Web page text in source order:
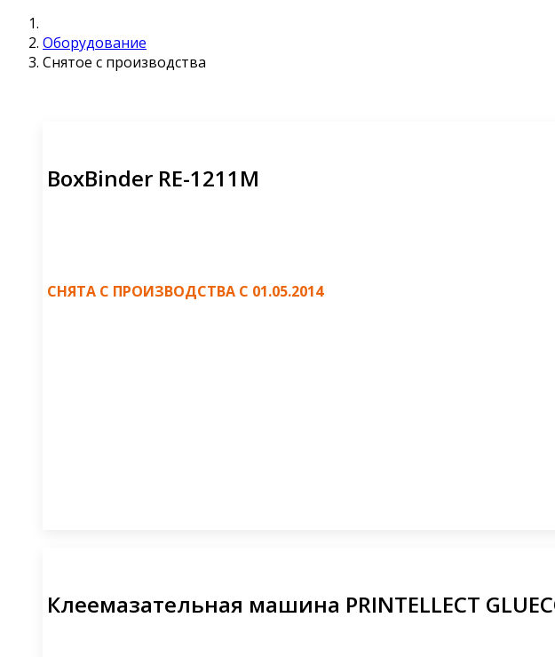
Оборудование
Снятое с производства
BoxBinder RE-1211M
СНЯТА С ПРОИЗВОДСТВА С 01.05.2014
Клеемазательная машина PRINTELLECT